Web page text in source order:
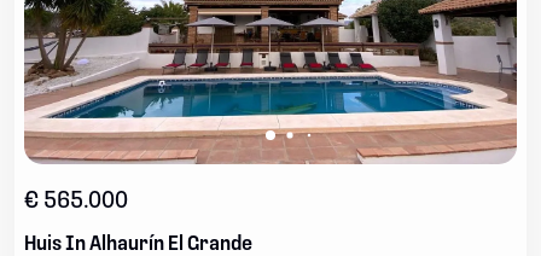
€ 565.000
Huis In Alhaurín El Grande